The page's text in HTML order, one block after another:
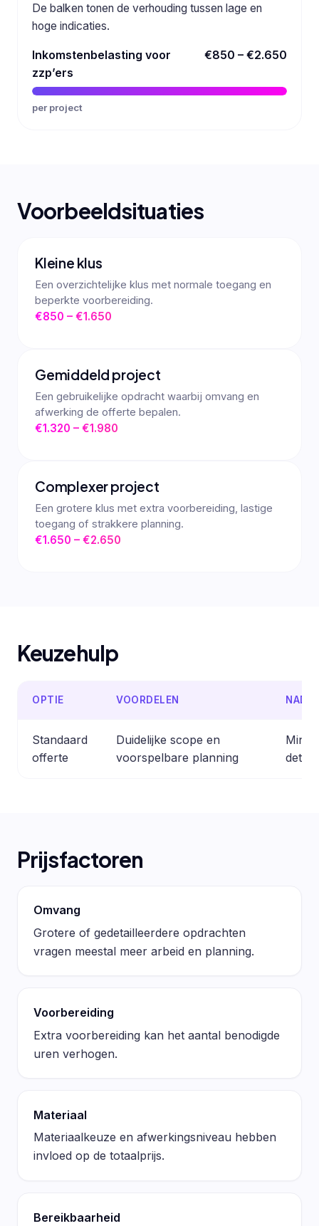
De balken tonen de verhouding tussen lage en
hoge indicaties.
Inkomstenbelasting voor
zzp’ers
€850 – €2.650
per project
Voorbeeldsituaties
Kleine klus
Een overzichtelijke klus met normale toegang en
beperkte voorbereiding.
€850 – €1.650
Gemiddeld project
Een gebruikelijke opdracht waarbij omvang en
afwerking de offerte bepalen.
€1.320 – €1.980
Complexer project
Een grotere klus met extra voorbereiding, lastige
toegang of strakkere planning.
€1.650 – €2.650
Keuzehulp
OPTIE VOORDELEN
Standaard
offerte
Duidelijke scope en
voorspelbare planning
Prijsfactoren
Omvang
Grotere of gedetailleerdere opdrachten
vragen meestal meer arbeid en planning.
Voorbereiding
Extra voorbereiding kan het aantal benodigde
uren verhogen.
Materiaal
Materiaalkeuze en afwerkingsniveau hebben
invloed op de totaalprijs.
Bereikbaarheid